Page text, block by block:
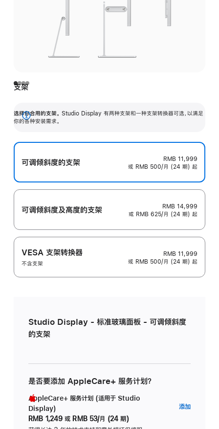
支架
选择你合用的支架。 Studio Display 有两种支架和一种支架转换器可选，以满足
你的各种安装需求。
展
可调倾斜度的支架
RMB 11,999
或 RMB 500/月 (24 期) 起
可调倾斜度及高‍度的支‍架
RMB 14,999
或 RMB 625/月 (24 期) 起
VESA 支架转换器
不含支架
RMB 11,999
或 RMB 500/月 (24 期) 起
Studio Display - 标准玻璃面板 - 可调倾斜度
的支架
是否要添加 AppleCare+ 服务计划？
AppleCare+ 服务计划 (适用于 Studio
Display)
RMB 1,249 或 RMB 53/月 (24 期)
添加